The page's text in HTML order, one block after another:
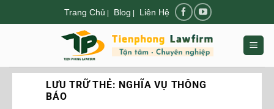
đến
Trang Chủ | Blog | Liên Hệ
LƯU TRỮ THẺ: NGHĨA VỤ THÔNG
BÁO